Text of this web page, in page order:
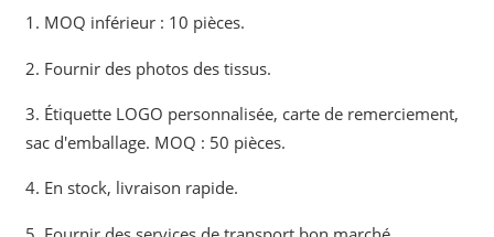
1. MOQ inférieur : 10 pièces.
2. Fournir des photos des tissus.
3. Étiquette LOGO personnalisée, carte de remerciement,
sac d'emballage. MOQ : 50 pièces.
4. En stock, livraison rapide.